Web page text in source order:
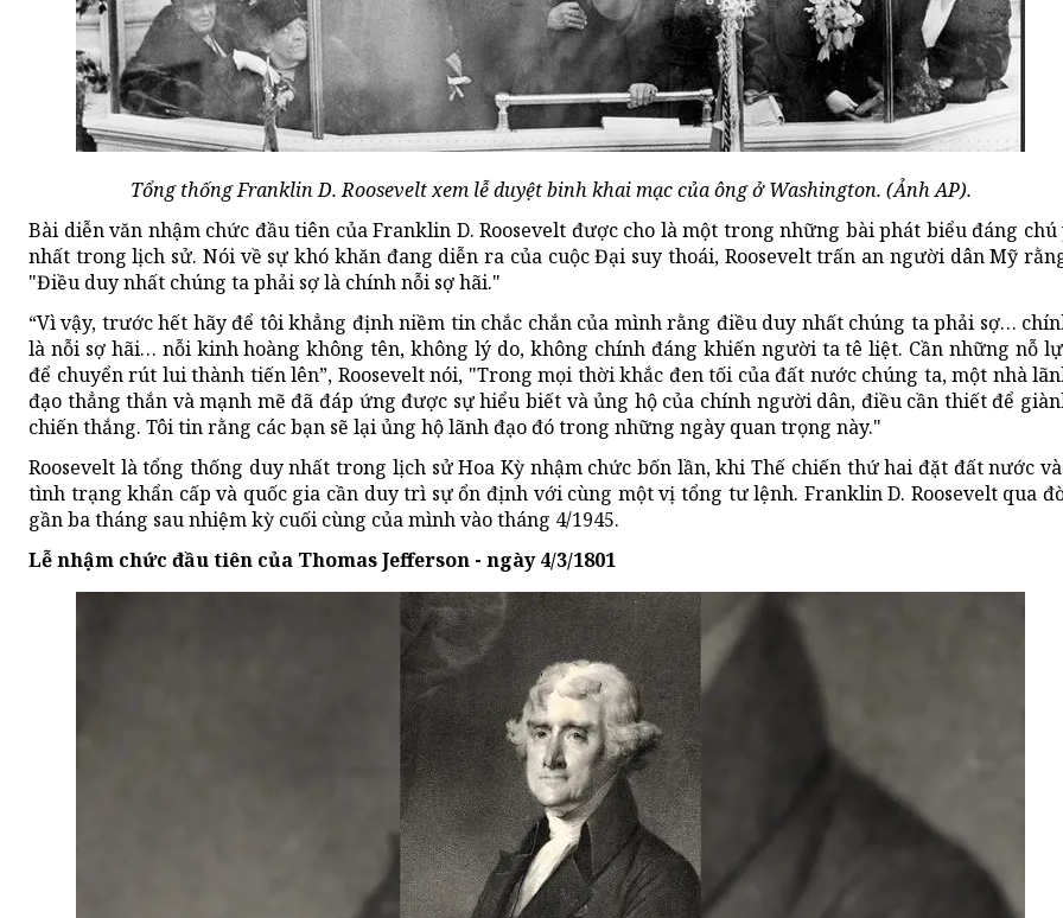
Tổng thống Franklin D. Roosevelt xem lễ duyệt binh khai mạc của ông ở Washington. (Ảnh AP).
Bài diễn văn nhậm chức đầu tiên của Franklin D. Roosevelt được cho là một trong những bài phát biểu đáng chú
nhất trong lịch sử. Nói về sự khó khăn đang diễn ra của cuộc Đại suy thoái, Roosevelt trấn an người dân Mỹ
"Điều duy nhất chúng ta phải sợ là chính nỗi sợ hãi."
“Vì vậy, trước hết hãy để tôi khẳng định niềm tin chắc chắn của mình rằng điều duy nhất chúng ta phải sợ…
là nỗi sợ hãi… nỗi kinh hoàng không tên, không lý do, không chính đáng khiến người ta tê liệt. Cần những nỗ
để chuyển rút lui thành tiến lên”, Roosevelt nói, "Trong mọi thời khắc đen tối của đất nước chúng ta, một nhà
đạo thẳng thắn và mạnh mẽ đã đáp ứng được sự hiểu biết và ủng hộ của chính người dân, điều cần thiết để
chiến thắng. Tôi tin rằng các bạn sẽ lại ủng hộ lãnh đạo đó trong những ngày quan trọng này."
Roosevelt là tổng thống duy nhất trong lịch sử Hoa Kỳ nhậm chức bốn lần, khi Thế chiến thứ hai đặt đất nước
tình trạng khẩn cấp và quốc gia cần duy trì sự ổn định với cùng một vị tổng tư lệnh. Franklin D. Roosevelt qua
gần ba tháng sau nhiệm kỳ cuối cùng của mình vào tháng 4/1945.
Lễ nhậm chức đầu tiên của Thomas Jefferson - ngày 4/3/1801